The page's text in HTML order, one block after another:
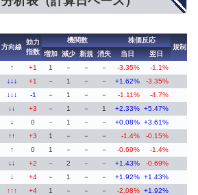
方向線
効力
指数
機関数
株価反応
規制
増加 減少 新規 消失 当日
翌日
↑ +1 1 － － － -3.35%
-1.1%
↓↓↓ +1 － 1 － － +1.62%
-3.35%
↓↓↓ -1 － 1 － － -1.11%
-4.7%
↓↓ +3 － 1 － 1 +2.33% +5.47%
↓ 0 － 1 － － +0.08% +3.61%
↑↑ +3 1 － － － -1.4%
-0.15%
↑ 0 1 － － － -0.69%
-1.4%
↓↓ +2 － 2 － － +1.43%
-0.69%
↓ +4 － 1 － － +1.92% +1.43%
↑↑↑ +4 1 － － － -2.08% +1.92%